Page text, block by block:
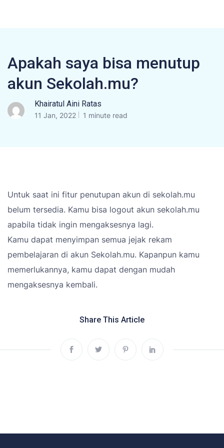
Apakah saya bisa menutup
akun Sekolah.mu?
Khairatul Aini Ratas
11 Jan, 2022 1 minute read
Untuk saat ini fitur penutupan akun di sekolah.mu
belum tersedia. Kamu bisa logout akun sekolah.mu
apabila tidak ingin mengaksesnya lagi.
Kamu dapat menyimpan semua jejak rekam
pembelajaran di akun Sekolah.mu. Kapanpun kamu
memerlukannya, kamu dapat dengan mudah
mengaksesnya kembali.
Share This Article